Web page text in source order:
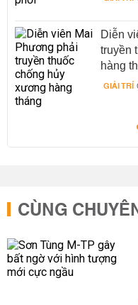
Diễn
truyền
hàng
GIẢI TRÍ
CÙNG